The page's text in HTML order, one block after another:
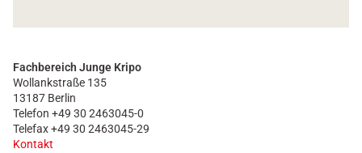
Fachbereich Junge Kripo
Wollankstraße 135
13187 Berlin
Telefon +49 30 2463045-0
Telefax +49 30 2463045-29
Kontakt